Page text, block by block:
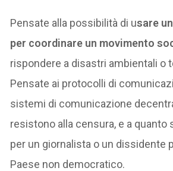
Pensate alla possibilità di usare
per coordinare un movimento
rispondere a disastri ambientali o
Pensate ai protocolli di
sistemi di comunicazione
resistono alla censura, e a quanto
per un giornalista o un dissidente
Paese non democratico.